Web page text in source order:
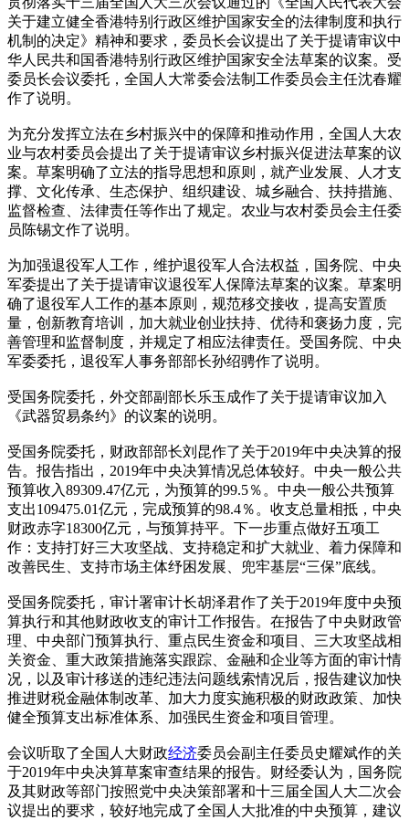
关于建立健全香港特别行政区维护国家安全的法律制度和执行
机制的决定》精神和要求，委员长会议提出了关于提请审议中
华人民共和国香港特别行政区维护国家安全法草案的议案。受
委员长会议委托，全国人大常委会法制工作委员会主任沈春耀
作了说明。
为充分发挥立法在乡村振兴中的保障和推动作用，全国人大农
业与农村委员会提出了关于提请审议乡村振兴促进法草案的议
案。草案明确了立法的指导思想和原则，就产业发展、人才支
撑、文化传承、生态保护、组织建设、城乡融合、扶持措施、
监督检查、法律责任等作出了规定。农业与农村委员会主任委
员陈锡文作了说明。
为加强退役军人工作，维护退役军人合法权益，国务院、中央
军委提出了关于提请审议退役军人保障法草案的议案。草案明
确了退役军人工作的基本原则，规范移交接收，提高安置质
量，创新教育培训，加大就业创业扶持、优待和褒扬力度，完
善管理和监督制度，并规定了相应法律责任。受国务院、中央
军委委托，退役军人事务部部长孙绍骋作了说明。
受国务院委托，外交部副部长乐玉成作了关于提请审议加入
《武器贸易条约》的议案的说明。
受国务院委托，财政部部长刘昆作了关于2019年中央决算的报
告。报告指出，2019年中央决算情况总体较好。中央一般公共
预算收入89309.47亿元，为预算的99.5％。中央一般公共预算
支出109475.01亿元，完成预算的98.4％。收支总量相抵，中央
财政赤字18300亿元，与预算持平。下一步重点做好五项工
作：支持打好三大攻坚战、支持稳定和扩大就业、着力保障和
改善民生、支持市场主体纾困发展、兜牢基层“三保”底线。
受国务院委托，审计署审计长胡泽君作了关于2019年度中央预
算执行和其他财政收支的审计工作报告。在报告了中央财政管
理、中央部门预算执行、重点民生资金和项目、三大攻坚战相
关资金、重大政策措施落实跟踪、金融和企业等方面的审计情
况，以及审计移送的违纪违法问题线索情况后，报告建议加快
推进财税金融体制改革、加大力度实施积极的财政政策、加快
健全预算支出标准体系、加强民生资金和项目管理。
会议听取了全国人大财政经济委员会副主任委员史耀斌作的关
于2019年中央决算草案审查结果的报告。财经委认为，国务院
及其财政等部门按照党中央决策部署和十三届全国人大二次会
议提出的要求，较好地完成了全国人大批准的中央预算，建议